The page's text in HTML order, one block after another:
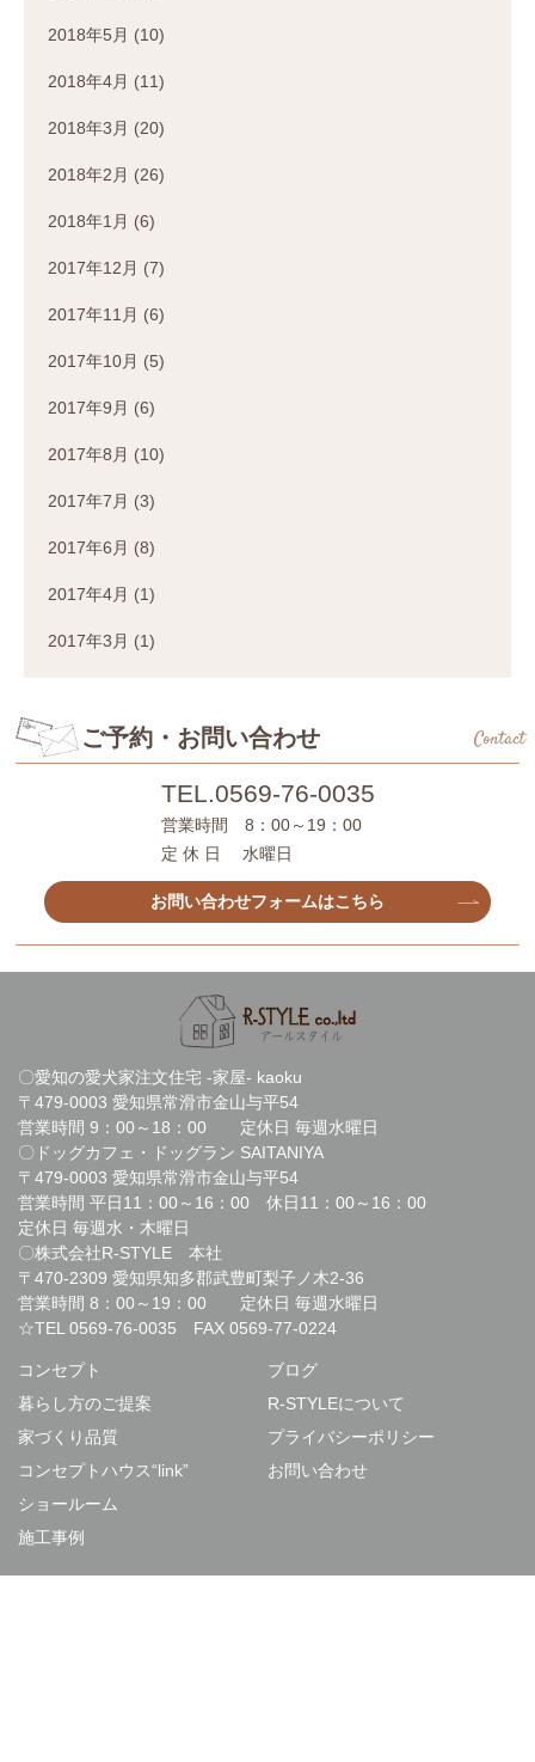
2018年5月 (10)
2018年4月 (11)
2018年3月 (20)
2018年2月 (26)
2018年1月 (6)
2017年12月 (7)
2017年11月 (6)
2017年10月 (5)
2017年9月 (6)
2017年8月 (10)
2017年7月 (3)
2017年6月 (8)
2017年4月 (1)
2017年3月 (1)
ご予約・お問い合わせ Contact
TEL.0569-76-0035
営業時間 8：00～19：00
定 休 日 水曜日
お問い合わせフォームはこちら
〇愛知の愛犬家注文住宅 -家屋- kaoku
〒479-0003 愛知県常滑市金山与平54
営業時間 9：00～18：00 定休日 毎週水曜日
〇ドッグカフェ・ドッグラン SAITANIYA
〒479-0003 愛知県常滑市金山与平54
営業時間 平日11：00～16：00 休日11：00～16：00
定休日 毎週水・木曜日
〇株式会社R-STYLE 本社
〒470-2309 愛知県知多郡武豊町梨子ノ木2-36
営業時間 8：00～19：00 定休日 毎週水曜日
☆TEL 0569-76-0035 FAX 0569-77-0224
コンセプト
暮らし方のご提案
家づくり品質
コンセプトハウス“link”
ショールーム
施工事例
ブログ
R-STYLEについて
プライバシーポリシー
お問い合わせ